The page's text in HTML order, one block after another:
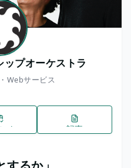
プオーケストラ
Webサービス
ト 記事